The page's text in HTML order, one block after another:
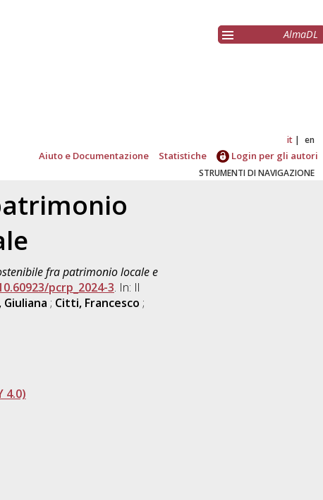
AlmaDL
it en
Aiuto e Documentazione Statistiche Login per gli autori
STRUMENTI DI NAVIGAZIONE
fra patrimonio locale e
pcrp_2024-3. In: Il
; Citti, Francesco ;
4.0)